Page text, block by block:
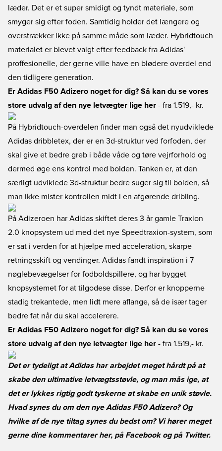
læder. Det er et super smidigt og tyndt materiale, som
smyger sig efter foden. Samtidig holder det længere og
overstrækker ikke på samme måde som læder. Hybridtouch
materialet er blevet valgt efter feedback fra Adidas'
proffesionelle, der gerne ville have en blødere overdel end
den tidligere generation.
Er Adidas F50 Adizero noget for dig? Så kan du se vores
store udvalg af den nye letvægter lige her - fra 1.519,- kr.
På Hybridtouch-overdelen finder man også det nyudviklede
Adidas dribbletex, der er en 3d-struktur ved forfoden, der
skal give et bedre greb i både våde og tøre vejrforhold og
dermed øge ens kontrol med bolden. Tanken er, at den
særligt udviklede 3d-struktur bedre suger sig til bolden, så
man ikke mister kontrollen midt i en afgørende dribling.
På Adizeroen har Adidas skiftet deres 3 år gamle Traxion
2.0 knopsystem ud med det nye Speedtraxion-system, som
er sat i verden for at hjælpe med acceleration, skarpe
retningsskift og vendinger. Adidas fandt inspiration i 7
nøglebevægelser for fodboldspillere, og har bygget
knopsystemet for at tilgodese disse. Derfor er knopperne
stadig trekantede, men lidt mere aflange, så de især tager
bedre fat når du skal accelerere.
Er Adidas F50 Adizero noget for dig? Så kan du se vores
store udvalg af den nye letvægter lige her - fra 1.519,- kr.
Det er tydeligt at Adidas har arbejdet meget hårdt på at
skabe den ultimative letvægtsstøvle, og man mås ige, at
det er lykkes rigtig godt tyskerne at skabe en unik støvle.
Hvad synes du om den nye Adidas F50 Adizero? Og
hvilke af de nye tiltag synes du bedst om? Vi hører meget
gerne dine kommentarer her, på Facebookog på Twitter.